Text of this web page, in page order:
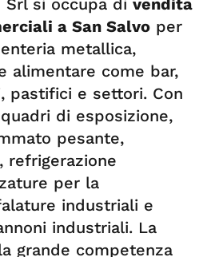
Srl si occupa di vendita
a San Salvo per
metallica,
alimentare come bar,
pastifici e settori. Con
di esposizione,
pesante,
refrigerazione
per la
industriali e
industriali. La
grande competenza